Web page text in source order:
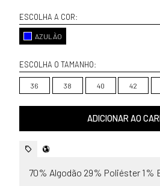
ESCOLHA A COR:
AZULÃO
ESCOLHA O TAMANHO:
36 38 40 42
ADICIONAR AO
70% Algodão 29% Poliéster 1%